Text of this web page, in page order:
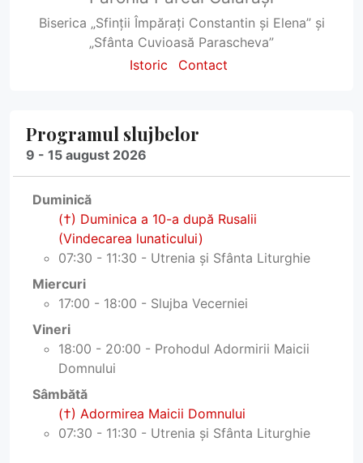
Biserica „Sfinții Împărați Constantin și Elena” și
„Sfânta Cuvioasă Parascheva”
Istoric
Contact
Programul slujbelor
9 - 15 august 2026
Duminică
(†) Duminica a 10-a după Rusalii
(Vindecarea lunaticului)
07:30 - 11:30 - Utrenia și Sfânta Liturghie
Miercuri
17:00 - 18:00 - Slujba Vecerniei
Vineri
18:00 - 20:00 - Prohodul Adormirii Maicii
Domnului
Sâmbătă
(†) Adormirea Maicii Domnului
07:30 - 11:30 - Utrenia și Sfânta Liturghie